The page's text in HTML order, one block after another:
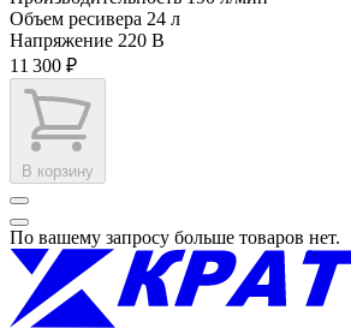
Объем ресивера 24 л
Напряжение 220 В
11 300 ₽
В корзину
По вашему запросу больше товаров нет.